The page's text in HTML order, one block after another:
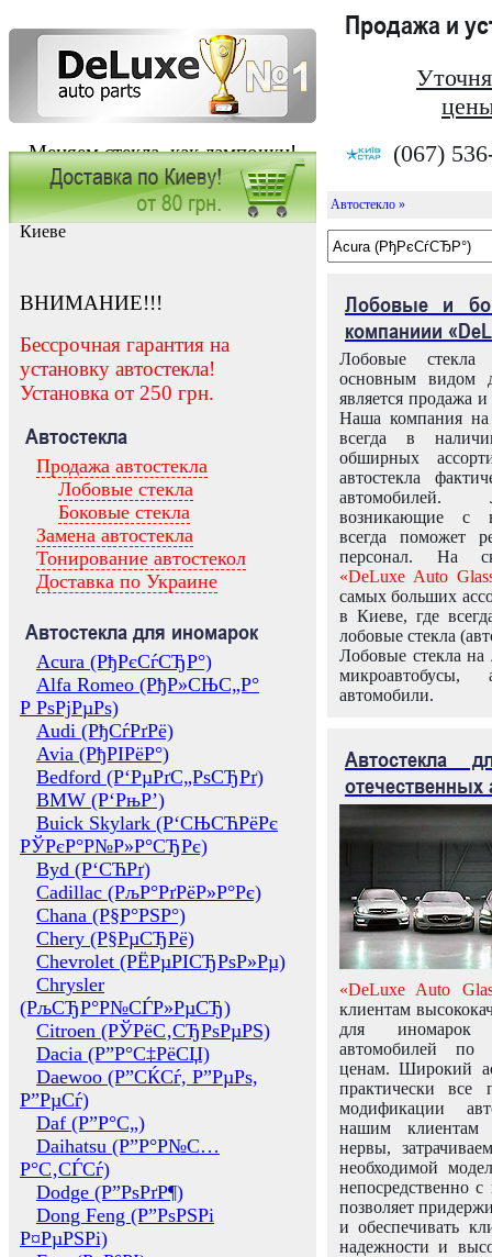
Меняем стекла, как лампочки!
Продажа и
(067)
Заказать установку автостекла в
Киеве
ВНИМАНИЕ!!!
Бессрочная гарантия на
установку автостекла!
Установка от 250 грн.
Автостекла
Продажа автостекла
Лобовые стекла
Боковые стекла
Замена автостекла
Тонирование автостекол
Доставка по Украине
Автостекла для иномарок
Acura (РђРєСѓСЂР°)
Alfa Romeo (РђР»СЊС„Р°
Р РѕРјРµРѕ)
Audi (РђСѓРґРё)
Avia (РђРІРёР°)
Bedford (Р‘РµРґС„РѕСЂРґ)
BMW (Р‘РњР’)
Buick Skylark (Р‘СЊСЋРёРє
РЎРєР°Р№Р»Р°СЂРє)
Byd (Р‘СЋРґ)
Cadillac (РљР°РґРёР»Р°Рє)
Chana (Р§Р°РЅР°)
Chery (Р§РµСЂРё)
Chevrolet (РЁРµРІСЂРѕР»Рµ)
Chrysler
(РљСЂР°Р№СЃР»РµСЂ)
Citroen (РЎРёС‚СЂРѕРµРЅ)
Dacia (Р”Р°С‡РёСЏ)
Daewoo (Р”СЌСѓ, Р”РµРѕ,
Р”РµСѓ)
Daf (Р”Р°С„)
Daihatsu (Р”Р°Р№С…
Р°С‚СЃСѓ)
Dodge (Р”РѕРґР¶)
Dong Feng (Р”РѕРЅРі
Р¤РµРЅРі)
Автостекло »
Лобовые и
компаниии
Лобовые
основным видом
является продажа и
Наша компания на
всегда в
обширных
автостекла
возникающие с
всегда поможет
персонал. На
«DeLuxe Auto
самых больших
в Киеве, где
лобовые стекла
Лобовые стекла на
микроавтобусы,
автомобили.
Автостекла
отечественных
«DeLuxe Auto
клиентам
для иномарок
автомобилей
ценам. Широкий
практически все
модификации
нашим клиентам
нервы,
необходимой
непосредственно
позволяет
и обеспечивать
надежности и